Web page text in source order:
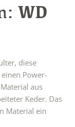
WD
diese
Power-
aus
Keder. Das
Material ein